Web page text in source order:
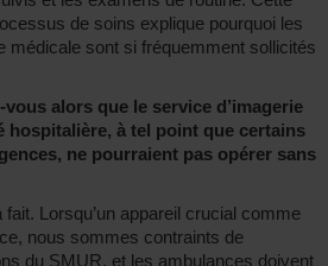
de soins explique pourquoi les
médicale sont si fréquemment sollicités
alors que le service d’imagerie
hospitalière, à tel point que certains
ne pourraient pas opérer sans
fait. Lorsqu’un appareil crucial comme
nous sommes contraints de
du SMUR, et les ambulances doivent